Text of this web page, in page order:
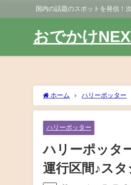
国内の話題のスポットを発信！
おでかけ
ホーム ハリーポッター
ス！
ハリーポッター
ハリーポッタ
運行区間♪ス